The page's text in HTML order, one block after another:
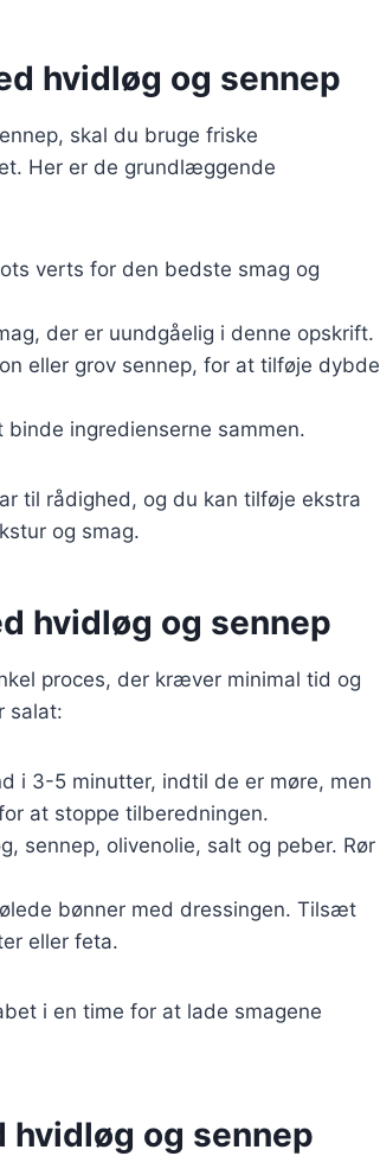
hvidløg og sennep
skal du bruge friske
Her er de grundlæggende
verts for den bedste smag og
der er uundgåelig i denne opskrift.
eller grov sennep, for at tilføje dybde
ingredienserne sammen.
til rådighed, og du kan tilføje ekstra
og smag.
hvidløg og sennep
proces, der kræver minimal tid og
salat:
i 3-5 minutter, indtil de er møre, men
at stoppe tilberedningen.
sennep, olivenolie, salt og peber. Rør
bønner med dressingen. Tilsæt
eller feta.
i en time for at lade smagene
hvidløg og sennep